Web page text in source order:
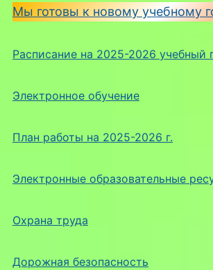
Мы готовы к новому учебному
Расписание на 2025-2026 учебный
Электронное обучение
План работы на 2025-2026 г.
Электронные образовательные
Охрана труда
Дорожная безопасность